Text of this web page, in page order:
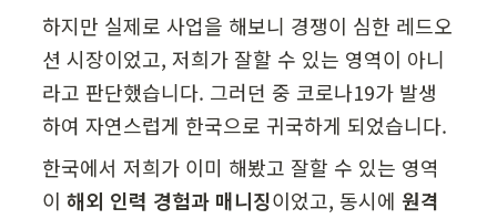
하지만 실제로 사업을 해보니 경쟁이 심한 레드오
션 시장이었고, 저희가 잘할 수 있는 영역이 아니
라고 판단했습니다. 그러던 중 코로나19가 발생
하여 자연스럽게 한국으로 귀국하게 되었습니다.
한국에서 저희가 이미 해봤고 잘할 수 있는 영역
이 해외 인력 경험과 매니징이었고, 동시에 원격